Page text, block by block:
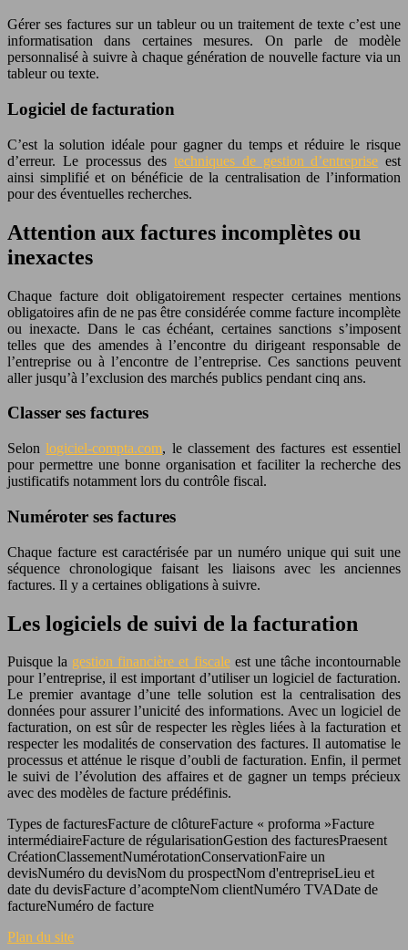
Gérer ses factures sur un tableur ou un traitement de texte c’est une
informatisation dans certaines mesures. On parle de modèle
personnalisé à suivre à chaque génération de nouvelle facture via un
tableur ou texte.
Logiciel de facturation
C’est la solution idéale pour gagner du temps et réduire le risque
d’erreur. Le processus des techniques de gestion d’entreprise est
ainsi simplifié et on bénéficie de la centralisation de l’information
pour des éventuelles recherches.
Attention aux factures incomplètes ou
inexactes
Chaque facture doit obligatoirement respecter certaines mentions
obligatoires afin de ne pas être considérée comme facture incomplète
ou inexacte. Dans le cas échéant, certaines sanctions s’imposent
telles que des amendes à l’encontre du dirigeant responsable de
l’entreprise ou à l’encontre de l’entreprise. Ces sanctions peuvent
aller jusqu’à l’exclusion des marchés publics pendant cinq ans.
Classer ses factures
Selonlogiciel-compta.com, le classement des factures est essentiel
pour permettre une bonne organisation et faciliter la recherche des
justificatifs notamment lors du contrôle fiscal.
Numéroter ses factures
Chaque facture est caractérisée par un numéro unique qui suit une
séquence chronologique faisant les liaisons avec les anciennes
factures. Il y a certaines obligations à suivre.
Les logiciels de suivi de la facturation
Puisque la gestion financière et fiscaleest une tâche incontournable
pour l’entreprise, il est important d’utiliser un logiciel de facturation.
Le premier avantage d’une telle solution est la centralisation des
données pour assurer l’unicité des informations. Avec un logiciel de
facturation, on est sûr de respecter les règles liées à la facturation et
respecter les modalités de conservation des factures. Il automatise le
processus et atténue le risque d’oubli de facturation. Enfin, il permet
le suivi de l’évolution des affaires et de gagner un temps précieux
avec des modèles de facture prédéfinis.
Types de facturesFacture de clôtureFacture « proforma »Facture
intermédiaireFacture de régularisationGestion des facturesPraesent
CréationClassementNumérotationConservationFaire un
devisNuméro du devisNom du prospectNom d'entrepriseLieu et
date du devisFacture d’acompteNom clientNuméro TVADate de
factureNuméro de facture
Plan du site